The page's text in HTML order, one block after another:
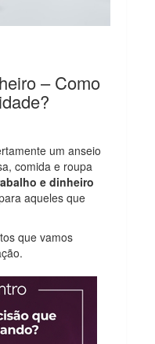
– Como
um anseio
comida e roupa
e dinheiro
aqueles que
que vamos